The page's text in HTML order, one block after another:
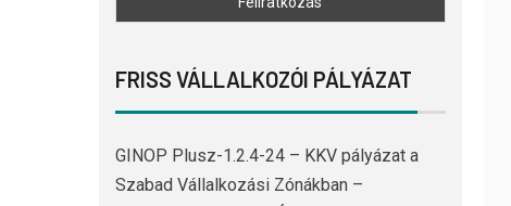
FRISS VÁLLALKOZÓI PÁLYÁZAT
GINOP Plusz-1.2.4-24 – KKV pályázat a
Szabad Vállalkozási Zónákban –